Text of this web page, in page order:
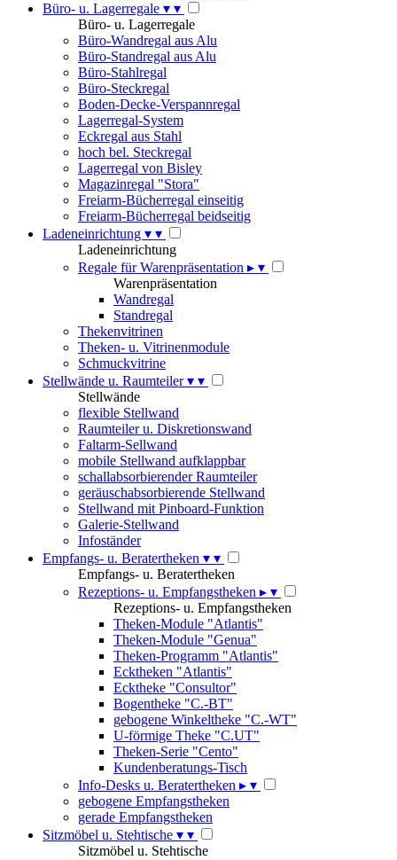
Büro- u. Lagerregale ▾ ▾
Büro- u. Lagerregale
Büro-Wandregal aus Alu
Büro-Standregal aus Alu
Büro-Stahlregal
Büro-Steckregal
Boden-Decke-Verspannregal
Lagerregal-System
Eckregal aus Stahl
hoch bel. Steckregal
Lagerregal von Bisley
Magazinregal "Stora"
Freiarm-Bücherregal einseitig
Freiarm-Bücherregal beidseitig
Ladeneinrichtung ▾ ▾
Ladeneinrichtung
Regale für Warenpräsentation ▸ ▾
Warenpräsentation
Wandregal
Standregal
Thekenvitrinen
Theken- u. Vitrinenmodule
Schmuckvitrine
Stellwände u. Raumteiler▾ ▾
Stellwände
flexible Stellwand
Raumteiler u. Diskretionswand
Faltarm-Sellwand
mobile Stellwand aufklappbar
schallabsorbierender Raumteiler
geräuschabsorbierende Stellwand
Stellwand mit Pinboard-Funktion
Galerie-Stellwand
Infoständer
Empfangs- u. Beratertheken ▾ ▾
Empfangs- u. Beratertheken
Rezeptions- u. Empfangstheken ▸ ▾
Rezeptions- u. Empfangstheken
Theken-Module "Atlantis"
Theken-Module "Genua"
Theken-Programm "Atlantis"
Ecktheken "Atlantis"
Ecktheke "Consultor"
Bogentheke "C.-BT"
gebogene Winkeltheke "C.-WT"
U-förmige Theke "C.UT"
Theken-Serie "Cento"
Kundenberatungs-Tisch
Info-Desks u. Beratertheken ▸ ▾
gebogene Empfangstheken
gerade Empfangstheken
Sitzmöbel u. Stehtische ▾ ▾
Sitzmöbel u. Stehtische